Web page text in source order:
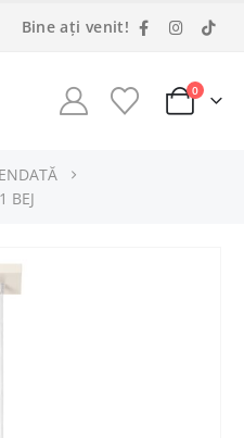
Bine ați venit!
0
BEJ